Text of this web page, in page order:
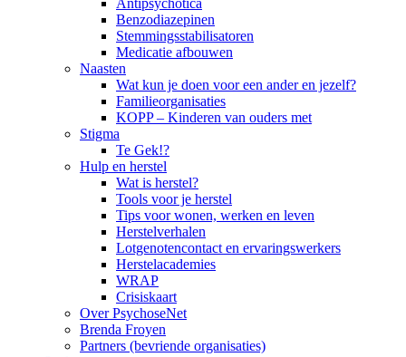
Antipsychotica
Benzodiazepinen
Stemmingsstabilisatoren
Medicatie afbouwen
Naasten
Wat kun je doen voor een ander en jezelf?
Familieorganisaties
KOPP – Kinderen van ouders met
Stigma
Te Gek!?
Hulp en herstel
Wat is herstel?
Tools voor je herstel
Tips voor wonen, werken en leven
Herstelverhalen
Lotgenotencontact en ervaringswerkers
Herstelacademies
WRAP
Crisiskaart
Over PsychoseNet
Brenda Froyen
Partners (bevriende organisaties)